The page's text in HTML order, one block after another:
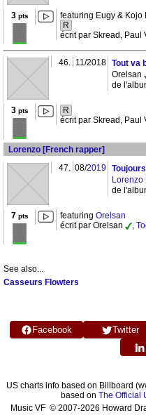
3pts
featuring Eugy & Kojo
R
écrit par Skread, Paul
46. 11/2018
Tout va
Orelsan
de
3pts
R
écrit par Skread, Paul
Lorenzo [French rapper]
47. 08/2019
Lorenzo
de
7 pts featuring Orelsan
écrit par Orelsan
,
See also...
Casseurs Flowters
Facebook Twitter
US charts info based on Billboard
based on The Official
Music VF © 2007-2026 Howard